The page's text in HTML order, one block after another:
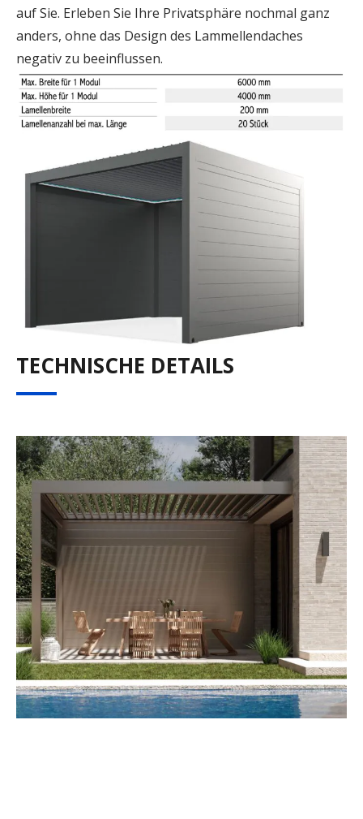
auf Sie. Erleben Sie Ihre Privatsphäre nochmal ganz
anders, ohne das Design des Lammellendaches
negativ zu beeinflussen.
TECHNISCHE DETAILS